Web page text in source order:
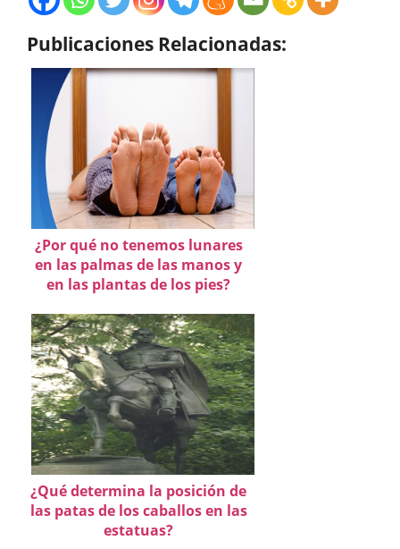
Publicaciones Relacionadas:
¿Por qué no tenemos lunares
en las palmas de las manos y
en las plantas de los pies?
¿Qué determina la posición de
las patas de los caballos en las
estatuas?